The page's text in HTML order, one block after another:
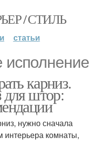
/ СТИЛЬ
статьи
исполнение
карниз.
для штор:
нужно сначала
интерьера комнаты,